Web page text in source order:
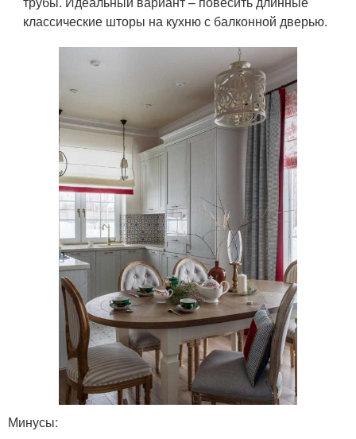
классические шторы на кухню с балконной дверью.
Минусы: